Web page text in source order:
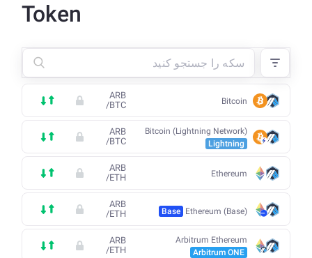
Token
Bitcoin
ARB
/BTC
Bitcoin (Lightning Network)
Lightning
ARB
/BTC
Ethereum
ARB
/ETH
Ethereum (Base)
Base
ARB
/ETH
Arbitrum Ethereum
Arbitrum ONE
ARB
/ETH